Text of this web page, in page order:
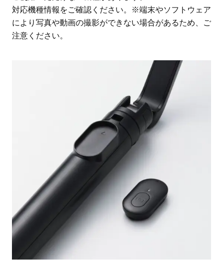
対応機種情報をご確認ください。※端末やソフトウェア
により写真や動画の撮影ができない場合があるため、ご
注意ください。